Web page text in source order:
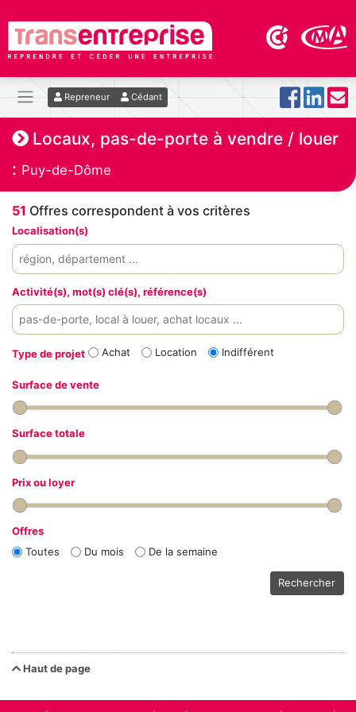
Repreneur Cédant
Locaux, pas-de-porte à vendre / louer
: Puy-de-Dôme
51 Offres correspondent à vos critères
Localisation(s)
Activité(s), mot(s) clé(s), référence(s)
Type de projet Achat Location Indifférent
Surface de vente
Surface totale
Prix ou loyer
Offres
Toutes
Du mois De la semaine
Rechercher
Haut de page